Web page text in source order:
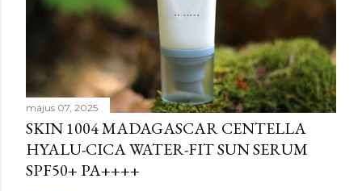
május 07, 2025
SKIN 1004 MADAGASCAR CENTELLA
HYALU-CICA WATER-FIT SUN SERUM
SPF50+ PA++++